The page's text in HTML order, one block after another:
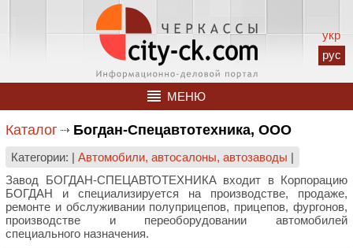
укр
рус
МЕНЮ
Каталог Богдан-Спецавтотехника, ООО
Категории: | Автомобили, автосалоны, автозаводы |
Завод БОГДАН-СПЕЦАВТОТЕХНИКА входит в Корпорацию
БОГДАН и специализируется на производстве, продаже,
ремонте и обслуживании полуприцепов, прицепов, фургонов,
производстве и переоборудовании автомобилей
специального назначения.